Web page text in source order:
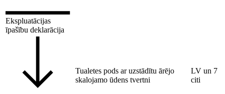
Ekspluatācijas
īpašību deklarācija
Tualetes pods ar uzstādītu ārējo
skalojamo ūdens tvertni
LV un 7
citi